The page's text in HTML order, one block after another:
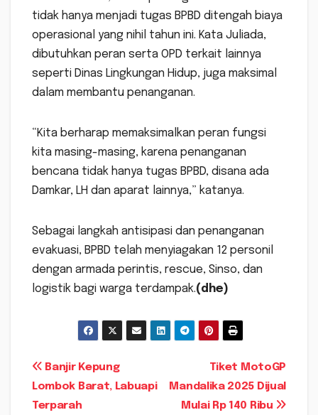
tidak hanya menjadi tugas BPBD ditengah biaya
operasional yang nihil tahun ini. Kata Juliada,
dibutuhkan peran serta OPD terkait lainnya
seperti Dinas Lingkungan Hidup, juga maksimal
dalam membantu penanganan.
“Kita berharap memaksimalkan peran fungsi
kita masing-masing, karena penanganan
bencana tidak hanya tugas BPBD, disana ada
Damkar, LH dan aparat lainnya,” katanya.
Sebagai langkah antisipasi dan penanganan
evakuasi, BPBD telah menyiagakan 12 personil
dengan armada perintis, rescue, Sinso, dan
logistik bagi warga terdampak.(dhe)
Navigasi
pos
Tiket MotoGP
Mandalika 2025 Dijual
Mulai Rp 140 Ribu
Banjir Kepung
Lombok Barat, Labuapi
Terparah